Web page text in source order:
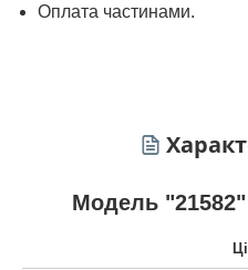
Оплата частинами.
Модель "21582"